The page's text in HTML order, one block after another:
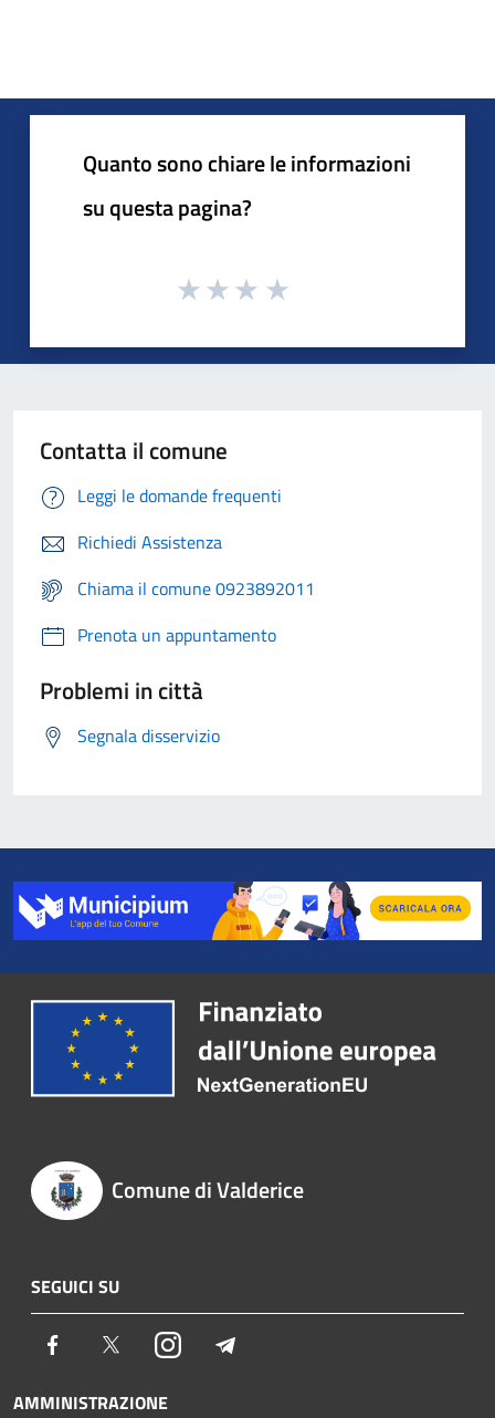
Quanto sono chiare le informazioni
su questa pagina?
Contatta il comune
Leggi le domande frequenti
Richiedi Assistenza
Chiama il comune 0923892011
Prenota un appuntamento
Problemi in città
Segnala disservizio
Comune di Valderice
SEGUICI SU
Facebook TwitterInstagram
AMMINISTRAZIONE